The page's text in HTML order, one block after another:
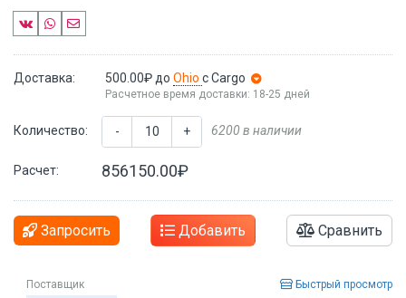
Доставка: 500.00₽ до Ohio с Cargo
Расчетное время доставки: 18-25 дней
Количество: - + 6200 в наличии
Расчет: 856150.00₽
Запросить Добавить Сравнить
Поставщик Быстрый просмотр